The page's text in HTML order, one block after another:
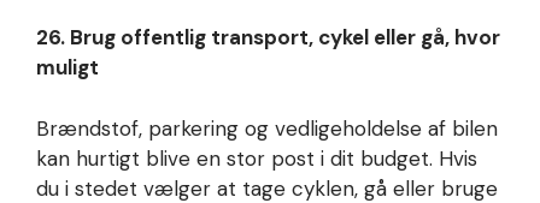
26. Brug offentlig transport, cykel eller gå, hvor
muligt
Brændstof, parkering og vedligeholdelse af bilen
kan hurtigt blive en stor post i dit budget. Hvis
du i stedet vælger at tage cyklen, gå eller bruge